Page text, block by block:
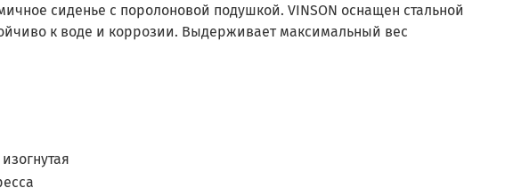
сиденье с поролоновой подушкой. VINSON оснащен стальной
к воде и коррозии. Выдерживает максимальный вес